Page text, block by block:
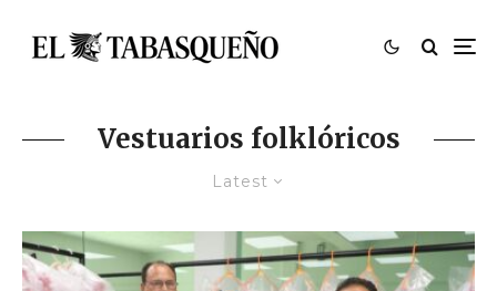
Vestuarios folklóricos
Latest